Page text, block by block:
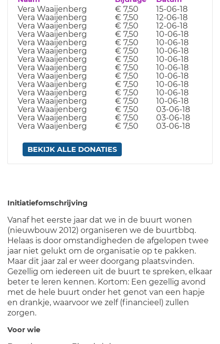
Vera Waaijenberg € 7,50
15-06-18
Vera Waaijenberg
€ 7,50
12-06-18
Vera Waaijenberg
€ 7,50
12-06-18
Vera Waaijenberg
€ 7,50
10-06-18
Vera Waaijenberg
€ 7,50
10-06-18
Vera Waaijenberg
€ 7,50
10-06-18
Vera Waaijenberg
€ 7,50
10-06-18
Vera Waaijenberg
€ 7,50
10-06-18
Vera Waaijenberg
€ 7,50
10-06-18
Vera Waaijenberg
€ 7,50
10-06-18
Vera Waaijenberg
€ 7,50
10-06-18
Vera Waaijenberg
€ 7,50
10-06-18
Vera Waaijenberg
€ 7,50
03-06-18
Vera Waaijenberg
€ 7,50
03-06-18
Vera Waaijenberg
€ 7,50 03-06-18
BEKIJK ALLE DONATIES
Initiatiefomschrijving
Vanaf het eerste jaar dat we in de buurt wonen
(nieuwbouw 2012) organiseren we de buurtbbq.
Helaas is door omstandigheden de afgelopen twee
jaar niet gelukt om de organisatie op te pakken.
Maar dit jaar zal er weer doorgang plaatsvinden.
Gezellig om iedereen uit de buurt te spreken, elkaar
beter te leren kennen. Kortom: Een gezellig avond
met de hele buurt onder het genot van een hapje
en drankje, waarvoor we zelf (financieel) zullen
zorgen.
Voor wie